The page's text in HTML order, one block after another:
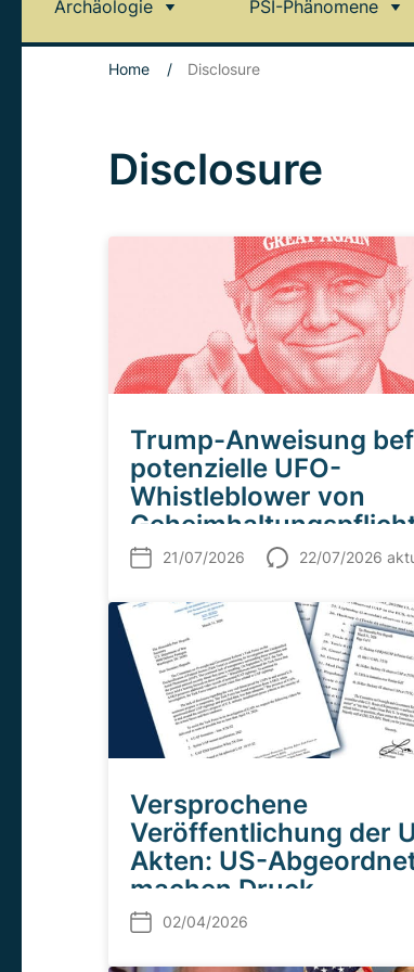
Archäologie PSI-Phänomene
Home / Disclosure
Disclosure
Trump-Anweisung
potenzielle UFO-
Whistleblower von
gegenüber Behörden
21/07/2026 22/07/2026
Versprochene
Veröffentlichung der
Akten: US-
machen Druck
02/04/2026